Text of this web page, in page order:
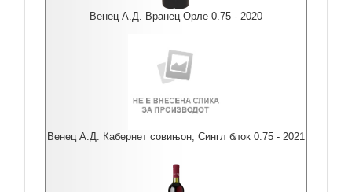
Венец А.Д. Вранец Орле 0.75 - 2020
Венец А.Д. Кабернет совињон, Сингл блок 0.75 - 2021